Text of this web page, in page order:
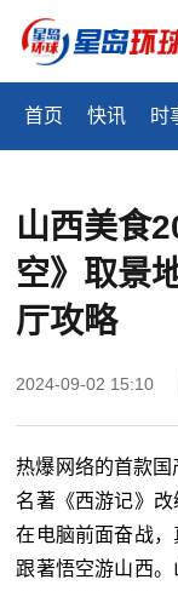
首页 快讯 时
山西美食
空》取景
厅攻略
2024-09-02 15:10
热爆网络的首款
名著《西游记》
在电脑前面奋战，
跟著悟空游山西